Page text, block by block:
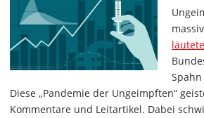
Diese „Pandemie der Ungeimpften“
Kommentare und Leitartikel. Dabei